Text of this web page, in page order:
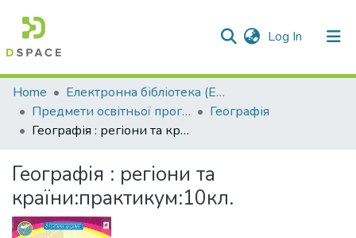
Log In (current)
Communities & Collections
All of DSpace
Home
Електронна бібліотека (E-Book)
Предмети освітньої програми профільної середньої освіти
Географія
Географія : регіони та країни:практикум:10кл.
Географія : регіони та
країни:практикум:10кл.